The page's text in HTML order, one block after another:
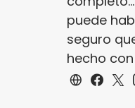
puede
seguro
hecho